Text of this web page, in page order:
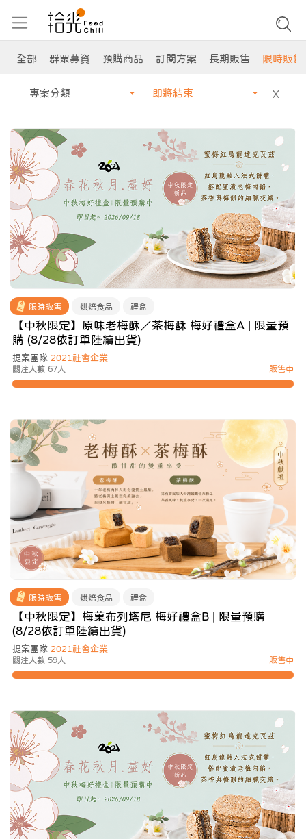
全部 群眾募資 預購商品 訂閱方案 長期販售 限時販售
專案分類 即將結束 X
限時販售 烘焙食品 禮盒
【中秋限定】原味老梅酥／茶梅酥 梅好禮盒A | 限量預
購 (8/28依訂單陸續出貨)
提案團隊 2021社會企業
關注人數 67人 販售中
限時販售 烘焙食品 禮盒
【中秋限定】梅菓布列塔尼 梅好禮盒B | 限量預購
(8/28依訂單陸續出貨)
提案團隊 2021社會企業
關注人數 59人 販售中